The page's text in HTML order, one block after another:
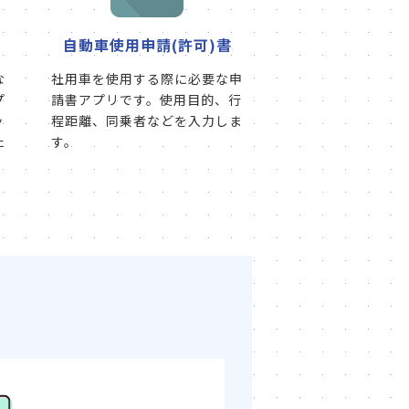
自動車使用申請(許可)書
社用車を使用する際に必要な申
請書アプリです。使用目的、行
程距離、同乗者などを入力しま
す。